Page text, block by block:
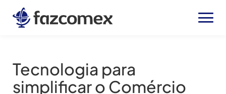
Tecnologia para
simplificar o Comércio